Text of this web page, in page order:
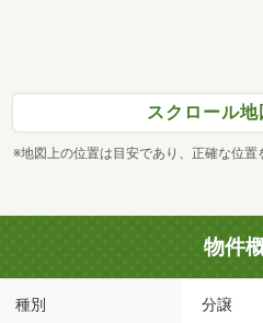
スクロール
※地図上の位置は目安であり、正確な位置
物件
種別 分譲